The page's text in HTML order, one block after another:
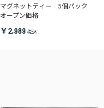
マグネットティー 5個パック
オープン価格
￥2,989